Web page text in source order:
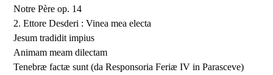
Notre Père op. 14
2. Ettore Desderi : Vinea mea electa
Jesum tradidit impius
Animam meam dilectam
Tenebræ factæ sunt (da Responsoria Feriæ IV in Parasceve)